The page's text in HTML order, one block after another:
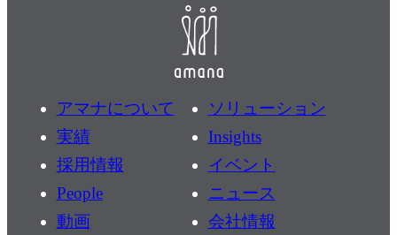
アマナについて
ソリューション
実績
Insights
採用情報
イベント
People
ニュース
動画
会社情報